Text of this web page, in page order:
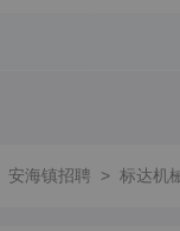
安海镇招聘 > 标达机